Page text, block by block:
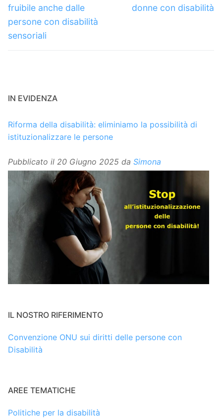
fruibile anche dalle
persone con disabilità
sensoriali
donne con disabilità
IN EVIDENZA
Riforma della disabilità: eliminiamo la possibilità di
istituzionalizzare le persone
Pubblicato il 20 Giugno 2025 da Simona
IL NOSTRO RIFERIMENTO
Convenzione ONU sui diritti delle persone con
Disabilità
AREE TEMATICHE
Politiche per la disabilità